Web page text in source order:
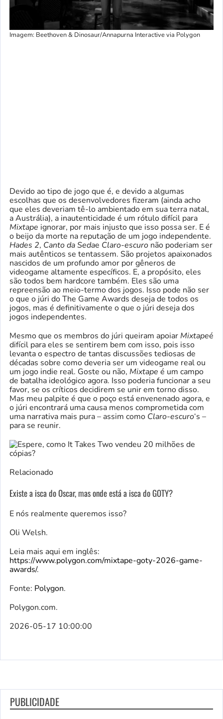
Imagem: Beethoven & Dinosaur/Annapurna Interactive via Polygon
Devido ao tipo de jogo que é, e devido a algumas
escolhas que os desenvolvedores fizeram (ainda acho
que eles deveriam tê-lo ambientado em sua terra natal,
a Austrália), a inautenticidade é um rótulo difícil para
Mixtape ignorar, por mais injusto que isso possa ser. E é
o beijo da morte na reputação de um jogo independente.
Hades 2, Canto da Sedae Claro-escuro não poderiam ser
mais autênticos se tentassem. São projetos apaixonados
nascidos de um profundo amor por gêneros de
videogame altamente específicos. E, a propósito, eles
são todos bem hardcore também. Eles são uma
repreensão ao meio-termo dos jogos. Isso pode não ser
o que o júri do The Game Awards deseja de todos os
jogos, mas é definitivamente o que o júri deseja dos
jogos independentes.
Mesmo que os membros do júri queiram apoiar Mixtapeé
difícil para eles se sentirem bem com isso, pois isso
levanta o espectro de tantas discussões tediosas de
décadas sobre como deveria ser um videogame real ou
um jogo indie real. Goste ou não, Mixtape é um campo
de batalha ideológico agora. Isso poderia funcionar a seu
favor, se os críticos decidirem se unir em torno disso.
Mas meu palpite é que o poço está envenenado agora, e
o júri encontrará uma causa menos comprometida com
uma narrativa mais pura – assim como Claro-escuro‘s –
para se reunir.
Relacionado
Existe a isca do Oscar, mas onde está a isca do GOTY?
E nós realmente queremos isso?
Oli Welsh.
Leia mais aqui em inglês:
https://www.polygon.com/mixtape-goty-2026-game-
awards/.
Fonte: Polygon.
Polygon.com.
2026-05-17 10:00:00
PUBLICIDADE